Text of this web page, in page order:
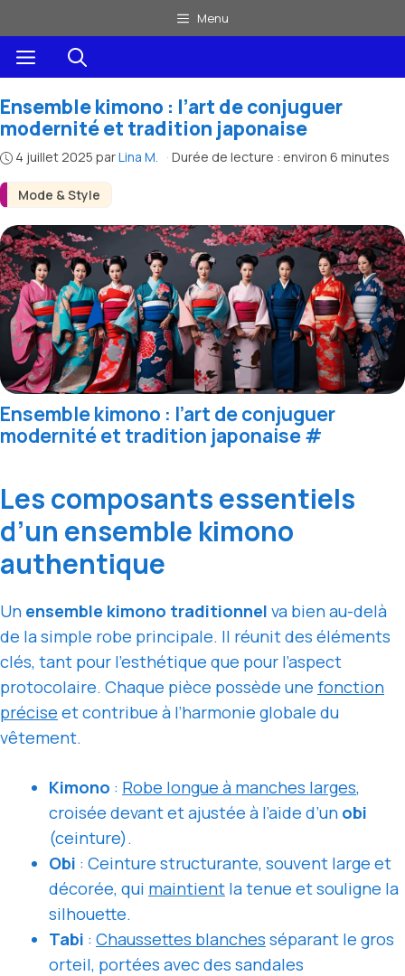
au
contenu
Menu
Menu
Mode & Style
Ensemble kimono : l’art de conjuguer
modernité et tradition japonaise
4 juillet 2025 parLina M. · Durée de lecture : environ 6 minutes
Ensemble kimono : l’art de conjuguer
modernité et tradition japonaise#
Les composants essentiels
d’un ensemble kimono
authentique
Un ensemble kimono traditionnel va bien au-delà
de la simple robe principale. Il réunit des éléments
clés, tant pour l’esthétique que pour l’aspect
protocolaire. Chaque pièce possède une fonction
précise et contribue à l’harmonie globale du
vêtement.
Kimono : Robe longue à manches larges,
croisée devant et ajustée à l’aide d’un obi
(ceinture).
Obi : Ceinture structurante, souvent large et
décorée, qui maintient la tenue et souligne la
silhouette.
Tabi : Chaussettes blanches séparant le gros
orteil, portées avec des sandales